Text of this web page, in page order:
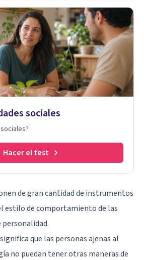
sociales
Hacer el test
de gran cantidad de instrumentos
estilo de comportamiento de las
personalidad.
que las personas ajenas al
no puedan tener otras maneras de